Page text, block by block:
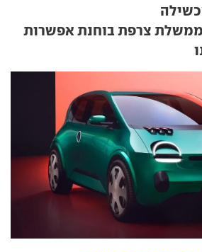
ממשלת צרפת בוחנת אפשרות